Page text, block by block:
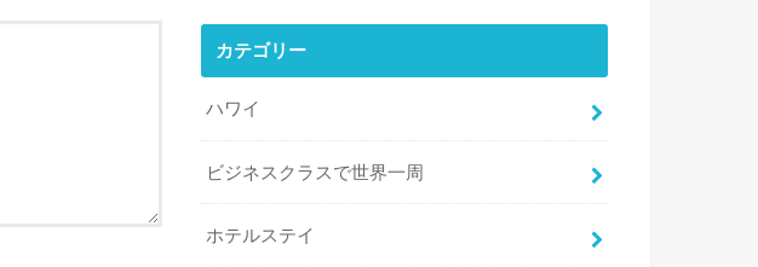
カテゴリー
ハワイ
ビジネスクラスで世界一周
ホテルステイ